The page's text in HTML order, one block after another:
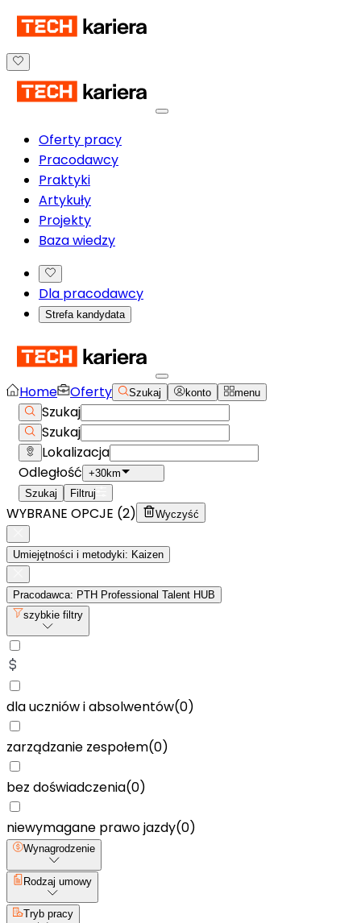
Oferty pracy
Pracodawcy
Praktyki
Artykuły
Projekty
Baza wiedzy
Dla pracodawcy
Strefa kandydata
Home Oferty Szukaj konto menu
Szukaj
Szukaj
Lokalizacja
Odległość +30km
Szukaj
Filtruj
WYBRANE OPCJE (2) Wyczyść
Umiejętności i metodyki: Kaizen
Pracodawca: PTH Professional Talent HUB
szybkie filtry
dla uczniów i absolwentów(0)
zarządzanie zespołem(0)
bez doświadczenia(0)
niewymagane prawo jazdy(0)
Wynagrodzenie
Rodzaj umowy
Tryb pracy